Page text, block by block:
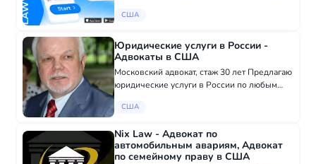
гринкарты • ⚖ Апелляции и ускорение
Воссоединение се...
США
Юридические услуги в России -
Адвокаты в США
Московский адвокат, стаж 30 лет Предлагаю
юридические услуги в России по любым
доверенностей; - все вопросы по
раз...
США
Nix Law - Адвокат по
автомобильным авариям, Адвокат
по семейному праву в США